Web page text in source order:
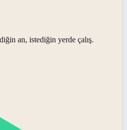
an, istediğin yerde çalış.